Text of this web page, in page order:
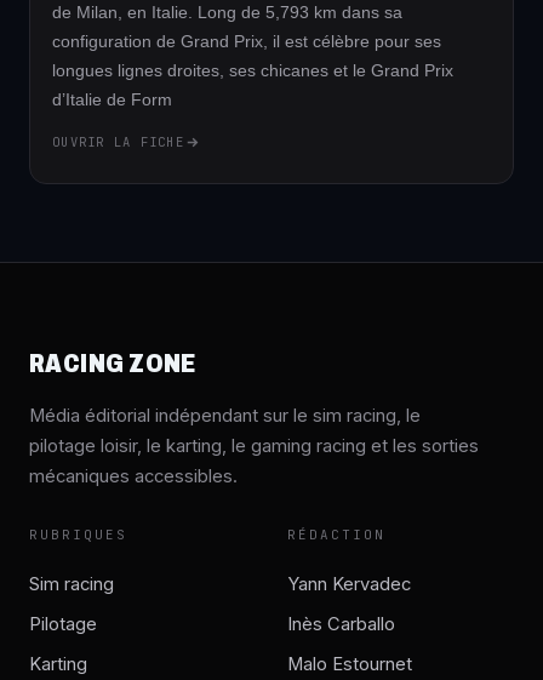
de Milan, en Italie. Long de 5,793 km dans sa
configuration de Grand Prix, il est célèbre pour ses
longues lignes droites, ses chicanes et le Grand Prix
d’Italie de Form
OUVRIR LA FICHE
RACING ZONE
Média éditorial indépendant sur le sim racing, le
pilotage loisir, le karting, le gaming racing et les sorties
mécaniques accessibles.
RUBRIQUES
Sim racing
Pilotage
Karting
RÉDACTION
Yann Kervadec
Inès Carballo
Malo Estournet